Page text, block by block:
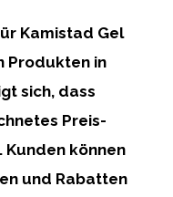
Kamistad Gel
Produkten in
sich, dass
Preis-
können
und Rabatten